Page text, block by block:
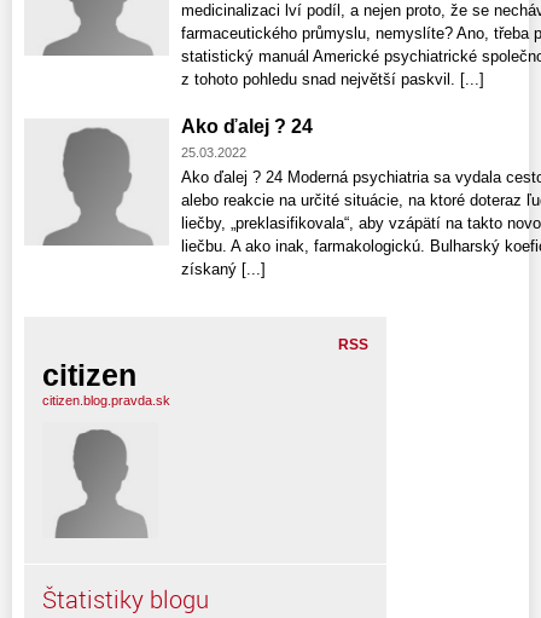
medicinalizaci lví podíl, a nejen proto, že se
farmaceutického průmyslu, nemyslíte? Ano, třeba
statistický manuál Americké psychiatrické
z tohoto pohledu snad největší paskvil. [...]
Ako ďalej ? 24
25.03.2022
Ako ďalej ? 24 Moderná psychiatria sa vydala
alebo reakcie na určité situácie, na ktoré doteraz
liečby, „preklasifikovala“, aby vzápätí na takto
liečbu. A ako inak, farmakologickú. Bulharský
získaný [...]
RSS
citizen
citizen.blog.pravda.sk
Štatistiky blogu